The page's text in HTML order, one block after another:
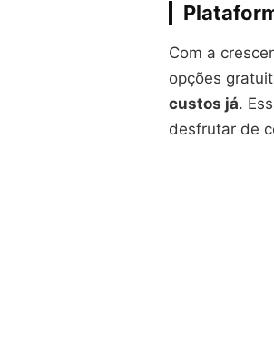
Com a
opções
custos já.
desfrutar de